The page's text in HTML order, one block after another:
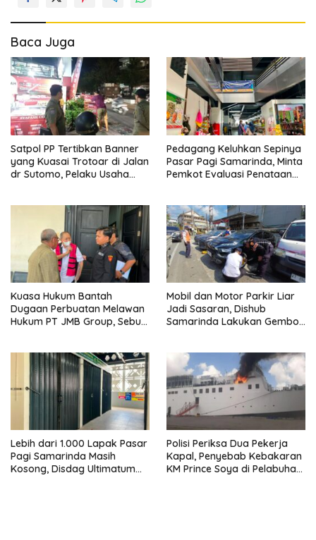
Baca Juga
Satpol PP Tertibkan Banner
yang Kuasai Trotoar di Jalan
dr Sutomo, Pelaku Usaha
Pedagang Keluhkan Sepinya
Pasar Pagi Samarinda, Minta
Pemkot Evaluasi Penataan
Kuasa Hukum Bantah
Dugaan Perbuatan Melawan
Hukum PT JMB Group, Sebut
Mobil dan Motor Parkir Liar
Jadi Sasaran, Dishub
Samarinda Lakukan Gembok
Lebih dari 1.000 Lapak Pasar
Pagi Samarinda Masih
Kosong, Disdag Ultimatum
Polisi Periksa Dua Pekerja
Kapal, Penyebab Kebakaran
KM Prince Soya di Pelabuhan